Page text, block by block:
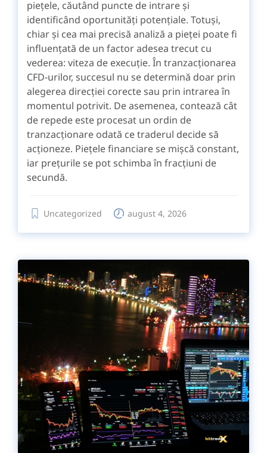
piețele, căutând puncte de intrare și
identificând oportunități potențiale. Totuși,
chiar și cea mai precisă analiză a pieței poate fi
influențată de un factor adesea trecut cu
vederea: viteza de execuție. În tranzacționarea
CFD-urilor, succesul nu se determină doar prin
alegerea direcției corecte sau prin intrarea în
momentul potrivit. De asemenea, contează cât
de repede este procesat un ordin de
tranzacționare odată ce traderul decide să
acționeze. Piețele financiare se mișcă constant,
iar prețurile se pot schimba în fracțiuni de
secundă.
Uncategorized august 4, 2026